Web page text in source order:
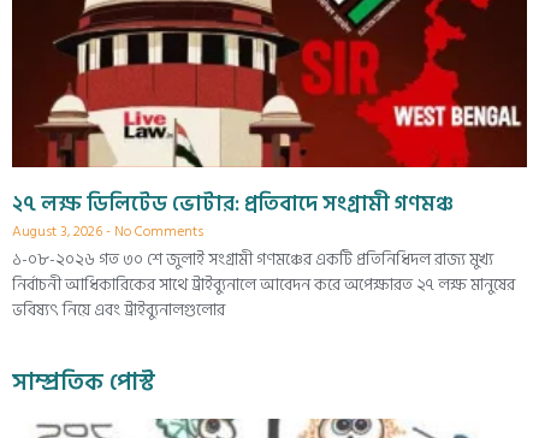
২৭ লক্ষ ডিলিটেড ভোটার: প্রতিবাদে সংগ্রামী গণমঞ্চ
August 3, 2026 No Comments
১-০৮-২০২৬ গত ৩০ শে জুলাই সংগ্রামী গণমঞ্চের একটি প্রতিনিধিদল রাজ্য মুখ্য
নির্বাচনী আধিকারিকের সাথে ট্রাইব্যুনালে আবেদন করে অপেক্ষারত ২৭ লক্ষ মানুষের
ভবিষ্যৎ নিয়ে এবং ট্রাইব্যুনালগুলোর
সাম্প্রতিক পোস্ট